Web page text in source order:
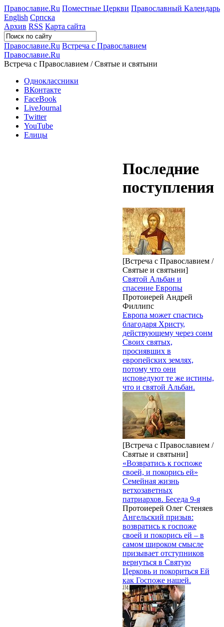
Православие.Ru Поместные Церкви Православный Календарь
English Српска
Архив RSS Карта сайта
Православие.Ru Встреча с Православием
Православие.Ru
Встреча с Православием / Святые и святыни
Одноклассники
ВКонтакте
FaceBook
LiveJournal
Twitter
YouTube
Елицы
Последние
поступления
[Встреча с Православием /
Святые и святыни]
Святой Альбан и
спасение Европы
Протоиерей Андрей
Филлипс
Европа может спастись
благодаря Христу,
действующему через сонм
Своих святых,
просиявших в
европейских землях,
потому что они
исповедуют те же истины,
что и святой Альбан.
[Встреча с Православием /
Святые и святыни]
«Возвратись к госпоже
своей, и покорись ей»
Семейная жизнь
ветхозаветных
патриархов. Беседа 9-я
Протоиерей Олег Стеняев
Ангельский призыв:
возвратись к госпоже
своей и покорись ей – в
самом широком смысле
призывает отступников
вернуться в Святую
Церковь и покориться Ей
как Госпоже нашей.